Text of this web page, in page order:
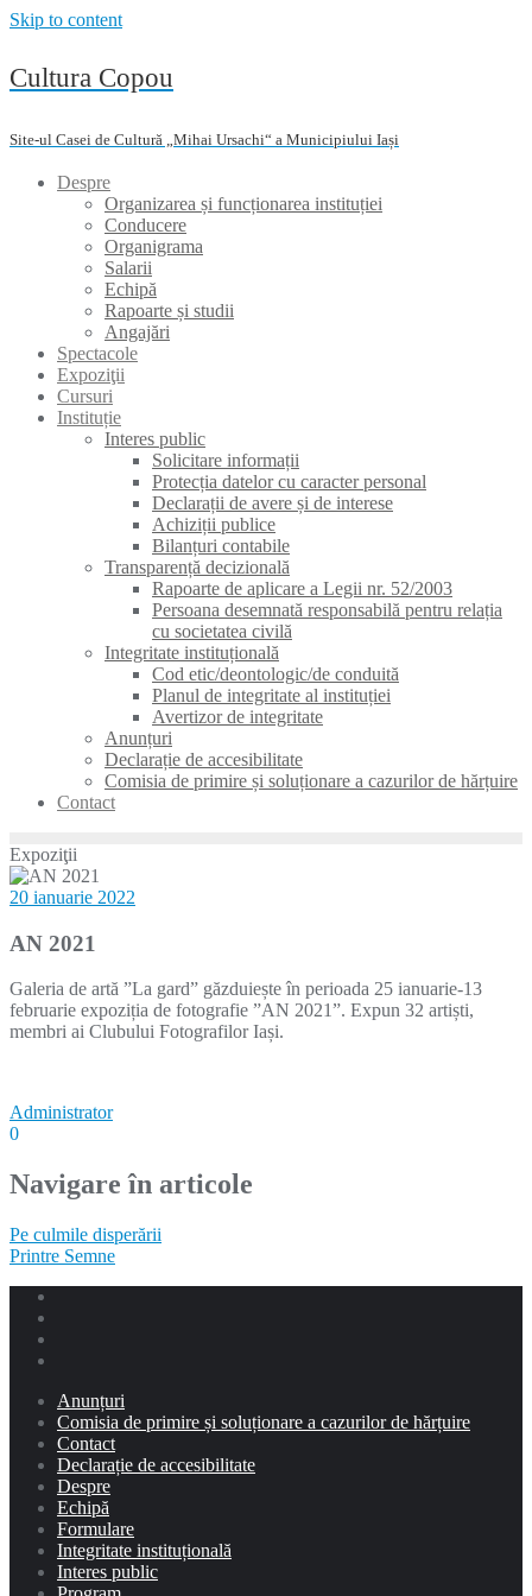
Skip to content
Cultura Copou
Site-ul Casei de Cultură „Mihai Ursachi“ a Municipiului Iași
Despre
Organizarea și funcționarea instituției
Conducere
Organigrama
Salarii
Echipă
Rapoarte și studii
Angajări
Spectacole
Expoziţii
Cursuri
Instituție
Interes public
Solicitare informații
Protecția datelor cu caracter personal
Declarații de avere și de interese
Achiziții publice
Bilanțuri contabile
Transparență decizională
Rapoarte de aplicare a Legii nr. 52/2003
Persoana desemnată responsabilă pentru relația
cu societatea civilă
Integritate instituțională
Cod etic/deontologic/de conduită
Planul de integritate al instituției
Avertizor de integritate
Anunțuri
Declarație de accesibilitate
Comisia de primire și soluționare a cazurilor de hărțuire
Contact
Expoziţii
20 ianuarie 2022
AN 2021
Galeria de artă ”La gard” găzduiește în perioada 25 ianuarie-13
februarie expoziția de fotografie ”AN 2021”. Expun 32 artiști,
membri ai Clubului Fotografilor Iași.
Administrator
0
Navigare în articole
Pe culmile disperării
Printre Semne
Anunțuri
Comisia de primire și soluționare a cazurilor de hărțuire
Contact
Declarație de accesibilitate
Despre
Echipă
Formulare
Integritate instituțională
Interes public